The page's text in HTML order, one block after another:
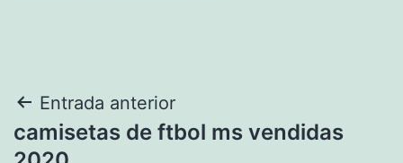
Navegación
de
Entrada anterior
camisetas de ftbol ms vendidas